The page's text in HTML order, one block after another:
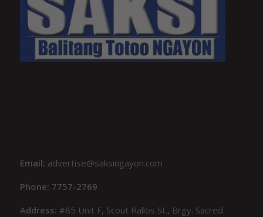
Email: advertise@saksingayon.com
Phone: 7757-2769
Address:#85 Unit F, Scout Rallos St., Brgy. Sacred